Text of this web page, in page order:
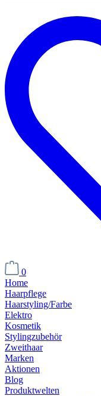
0
Home
Haarpflege
Haarstyling/Farbe
Elektro
Kosmetik
Stylingzubehör
Zweithaar
Marken
Aktionen
Blog
Produktwelten